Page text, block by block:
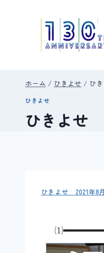
ホーム / ひきよせ / ひ
ひきよせ
ひきよせ
ひきよせ 2021年8